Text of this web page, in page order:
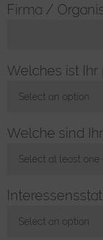
Firma /
Welches ist
Select an option
Welche sind
Select at least one
Select an option